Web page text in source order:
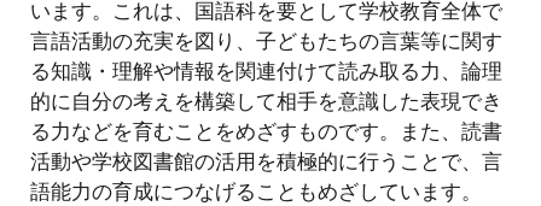
います。これは、国語科を要として学校教育全体で
言語活動の充実を図り、子どもたちの言葉等に関す
る知識・理解や情報を関連付けて読み取る力、論理
的に自分の考えを構築して相手を意識した表現でき
る力などを育むことをめざすものです。また、読書
活動や学校図書館の活用を積極的に行うことで、言
語能力の育成につなげることもめざしています。